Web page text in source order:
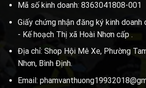
Mã số kinh doanh: 8363041808-001
Giấy chứng nhận đăng ký kinh doanh
- Kế hoạch Thị xã Hoài Nhơn cấp .
Địa chỉ: Shop Hội Mê Xe, Phường
Nhơn, Bình Định.
Email: